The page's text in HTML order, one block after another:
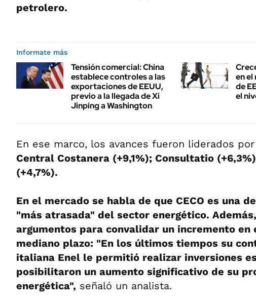
petrolero.
Informate más
Tensión comercial: China
establece controles a las
exportaciones de EEUU,
previo a la llegada de Xi
Jinping a Washington
en
de
el
En ese marco, los avances fueron liderados
Central Costanera (+9,1%); Consultatio
(+4,7%).
En el mercado se habla de que CECO es una
"más atrasada" del sector energético.
argumentos para convalidar un incremento en
mediano plazo: "En los últimos tiempos su
italiana Enel le permitió realizar inversiones
posibilitaron un aumento significativo de su
energética", señaló un analista.